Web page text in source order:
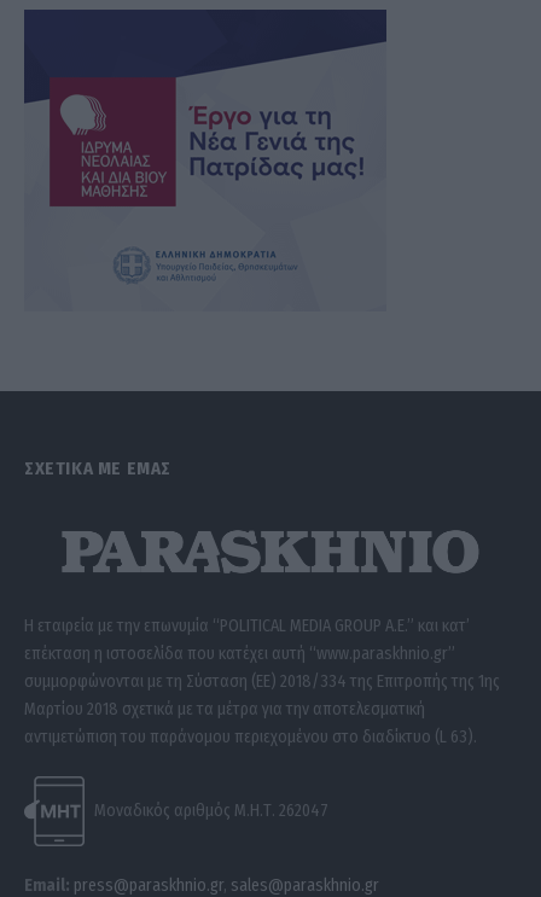
ΣΧΕΤΙΚΑ ΜΕ ΕΜΑΣ
Η εταιρεία με την επωνυμία “POLITICAL MEDIA GROUP A.E.” και κατ’
επέκταση η ιστοσελίδα που κατέχει αυτή “www.paraskhnio.gr”
συμμορφώνονται με τη Σύσταση (ΕΕ) 2018/334 της Επιτροπής της 1ης
Μαρτίου 2018 σχετικά με τα μέτρα για την αποτελεσματική
αντιμετώπιση του παράνομου περιεχομένου στο διαδίκτυο (L 63).
Μοναδικός αριθμός Μ.Η.Τ. 262047
Email: press@paraskhnio.gr, sales@paraskhnio.gr